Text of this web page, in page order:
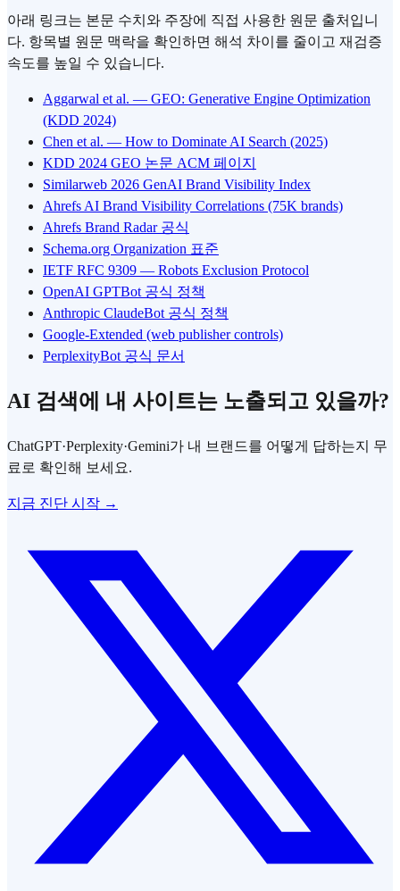
아래 링크는 본문 수치와 주장에 직접 사용한 원문 출처입니
다. 항목별 원문 맥락을 확인하면 해석 차이를 줄이고 재검증
속도를 높일 수 있습니다.
Aggarwal et al. — GEO: Generative Engine Optimization
(KDD 2024)
Chen et al. — How to Dominate AI Search (2025)
KDD 2024 GEO 논문 ACM 페이지
Similarweb 2026 GenAI Brand Visibility Index
Ahrefs AI Brand Visibility Correlations (75K brands)
Ahrefs Brand Radar 공식
Schema.org Organization 표준
IETF RFC 9309 — Robots Exclusion Protocol
OpenAI GPTBot 공식 정책
Anthropic ClaudeBot 공식 정책
Google-Extended (web publisher controls)
PerplexityBot 공식 문서
AI 검색에 내 사이트는 노출되고 있을까?
ChatGPT·Perplexity·Gemini가 내 브랜드를 어떻게 답하는지 무
료로 확인해 보세요.
지금 진단 시작 →